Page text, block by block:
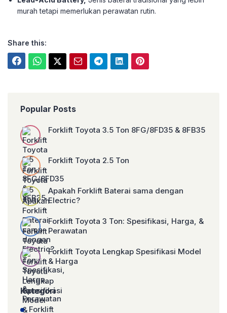
murah tetapi memerlukan perawatan rutin.
Share this:
Popular Posts
Forklift Toyota 3.5 Ton 8FG/8FD35 & 8FB35
Forklift Toyota 2.5 Ton
Apakah Forklift Baterai sama dengan
Electric?
Forklift Toyota 3 Ton: Spesifikasi, Harga, &
Perawatan
Forklift Toyota Lengkap Spesifikasi Model
& Harga
Kategori
Forklift